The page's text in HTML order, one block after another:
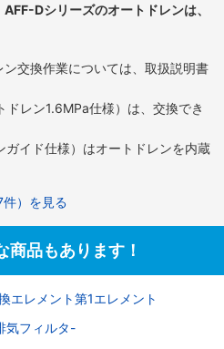
Dシリーズのオートドレンは、
交換作業については、取扱説明書
ドレン1.6MPa仕様）は、交換でき
イド仕様）はオートドレンを内蔵
）を見る
商品もあります！
エレメント第1エレメント
気フィルタ-